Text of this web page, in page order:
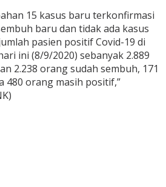
15 kasus baru terkonfirmasi
baru dan tidak ada kasus
pasien positif Covid-19 di
ini (8/9/2020) sebanyak 2.889
2.238 orang sudah sembuh, 171
480 orang masih positif,”